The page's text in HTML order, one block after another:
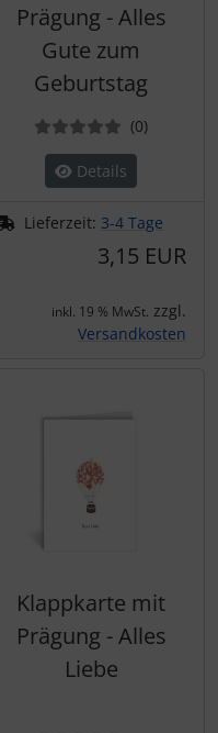
Prägung - Alles
Gute zum
Geburtstag
(0)
Details
Lieferzeit: 3-4 Tage
3,15 EUR
inkl. 19 % MwSt. zzgl.
Versandkosten
Klappkarte mit
Prägung - Alles
Liebe